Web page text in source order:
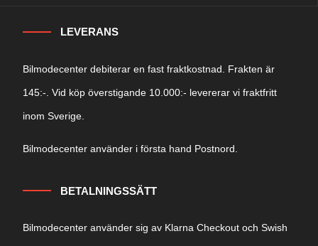
LEVERANS
Bilmodecenter debiterar en fast fraktkostnad. Frakten är
145:-. Vid köp överstigande 10.000:- levererar vi fraktfritt
inom Sverige.
Bilmodecenter använder i första hand Postnord.
BETALNINGSSÄTT
Bilmodecenter använder sig av Klarna Checkout och Swish